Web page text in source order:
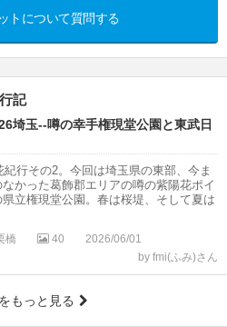
トについて質問する
記
埼玉--噂の幸手権現堂公園と東武日
紀行その2。今回は埼玉県の東部、今ま
かった葛飾郡エリアの噂の紫陽花ポイ
立権現堂公園。春は桜堤、そして夏は
橋 40
2026/06/01
by fmi(ふみ)さん
もっと見る